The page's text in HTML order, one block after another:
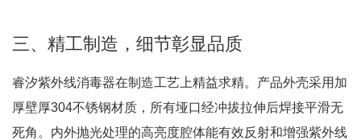
三、精工制造，细节彰显品质
睿汐紫外线消毒器在制造工艺上精益求精。产品外壳采用加
厚壁厚304不锈钢材质，所有垭口经冲拔拉伸后焊接平滑无
死角。内外抛光处理的高亮度腔体能有效反射和增强紫外线